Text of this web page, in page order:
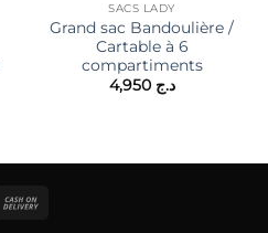
SACS LADY
Grand sac Bandoulière /
Cartable à 6
compartiments
د.ج 4,950